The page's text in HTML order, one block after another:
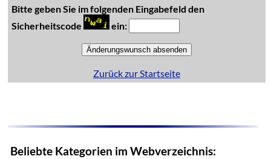
Bitte geben Sie im folgenden Eingabefeld den
Sicherheitscode
ein:
Zurück zur Startseite
Beliebte Kategorien im Webverzeichnis: